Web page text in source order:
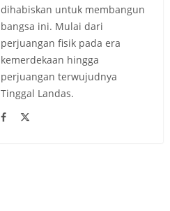
dihabiskan untuk membangun
bangsa ini. Mulai dari
perjuangan fisik pada era
kemerdekaan hingga
perjuangan terwujudnya
Tinggal Landas.